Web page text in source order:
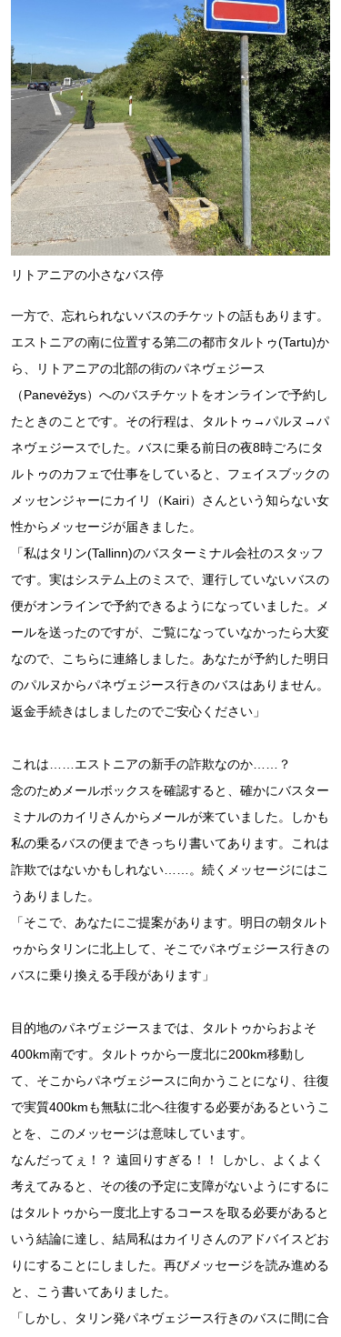
リトアニアの小さなバス停
一方で、忘れられないバスのチケットの話もあります。
エストニアの南に位置する第二の都市タルトゥ(Tartu)か
ら、リトアニアの北部の街のパネヴェジース
（Panevėžys）へのバスチケットをオンラインで予約し
たときのことです。その行程は、タルトゥ→パルヌ→パ
ネヴェジースでした。バスに乗る前日の夜8時ごろにタ
ルトゥのカフェで仕事をしていると、フェイスブックの
メッセンジャーにカイリ（Kairi）さんという知らない女
性からメッセージが届きました。
「私はタリン(Tallinn)のバスターミナル会社のスタッフ
です。実はシステム上のミスで、運行していないバスの
便がオンラインで予約できるようになっていました。メ
ールを送ったのですが、ご覧になっていなかったら大変
なので、こちらに連絡しました。あなたが予約した明日
のパルヌからパネヴェジース行きのバスはありません。
返金手続きはしましたのでご安心ください」
これは……エストニアの新手の詐欺なのか……？
念のためメールボックスを確認すると、確かにバスター
ミナルのカイリさんからメールが来ていました。しかも
私の乗るバスの便まできっちり書いてあります。これは
詐欺ではないかもしれない……。続くメッセージにはこ
うありました。
「そこで、あなたにご提案があります。明日の朝タルト
ゥからタリンに北上して、そこでパネヴェジース行きの
バスに乗り換える手段があります」
目的地のパネヴェジースまでは、タルトゥからおよそ
400km南です。タルトゥから一度北に200km移動し
て、そこからパネヴェジースに向かうことになり、往復
で実質400kmも無駄に北へ往復する必要があるというこ
とを、このメッセージは意味しています。
なんだってぇ！？ 遠回りすぎる！！ しかし、よくよく
考えてみると、その後の予定に支障がないようにするに
はタルトゥから一度北上するコースを取る必要があると
いう結論に達し、結局私はカイリさんのアドバイスどお
りにすることにしました。再びメッセージを読み進める
と、こう書いてありました。
「しかし、タリン発パネヴェジース行きのバスに間に合